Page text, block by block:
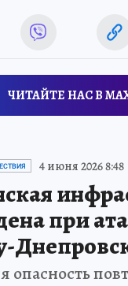
ЧИТАЙТЕ НАС В
4 июня 2026 8:48
при
опасность